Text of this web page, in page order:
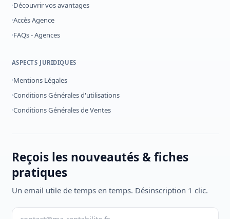
Découvrir vos avantages
Accès Agence
FAQs - Agences
ASPECTS JURIDIQUES
Mentions Légales
Conditions Générales d'utilisations
Conditions Générales de Ventes
Reçois les nouveautés & fiches
pratiques
Un email utile de temps en temps. Désinscription 1 clic.